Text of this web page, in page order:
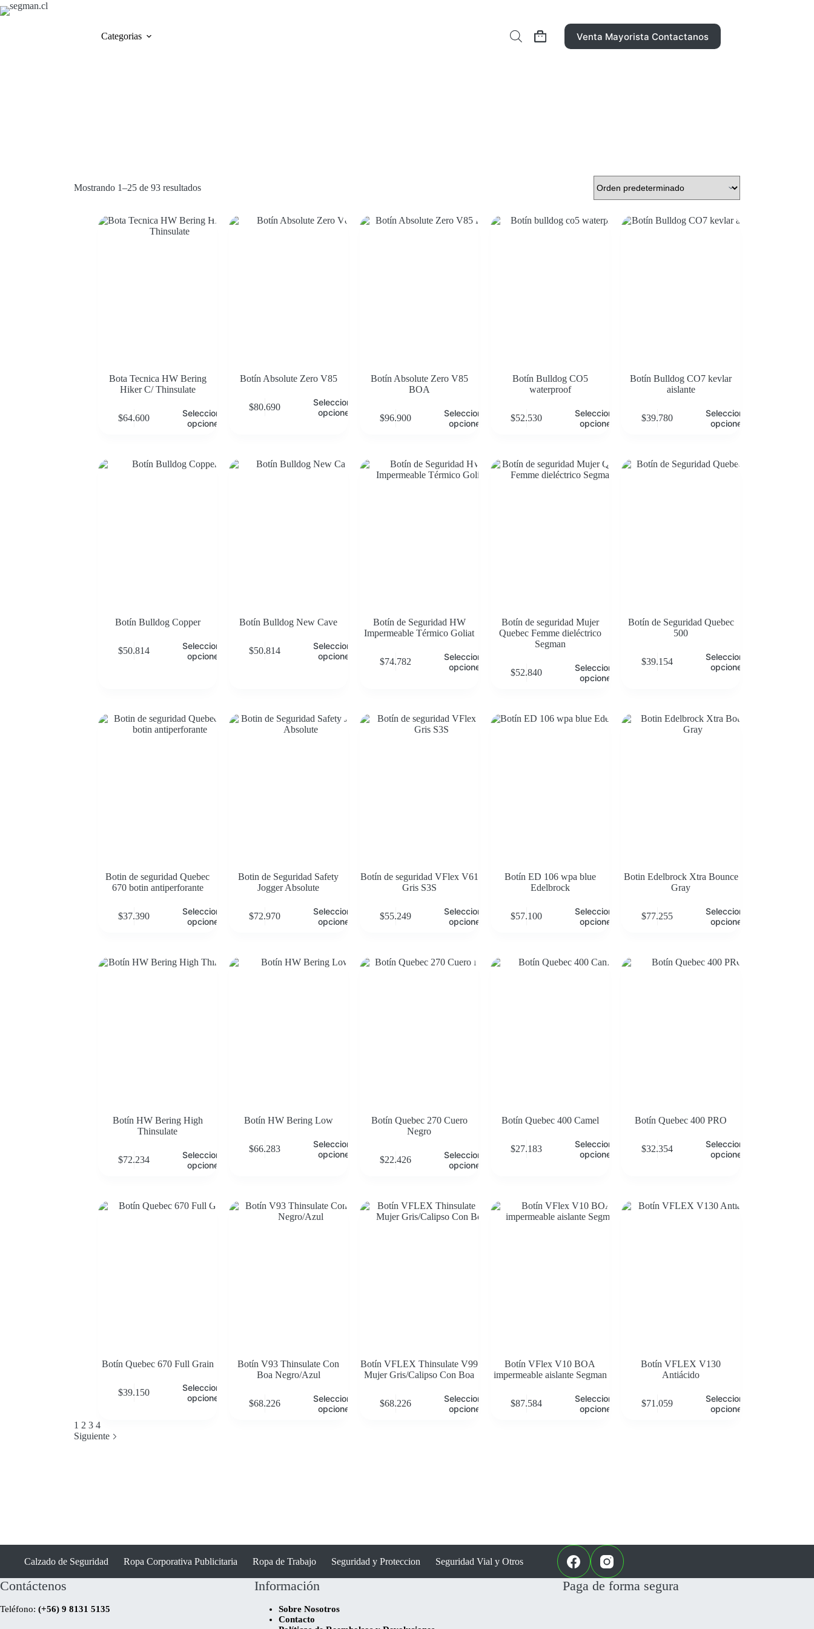
Categorias Venta Mayorista Contactanos
Mostrando 1–25 de 93 resultados
Bota Tecnica HW Bering
Hiker C/ Thinsulate
$64.600
Seleccionar
opciones
Botín Absolute Zero V85
$80.690
Seleccionar
opciones
Botín Absolute Zero V85
BOA
$96.900
Seleccionar
opciones
Botín Bulldog CO5
waterproof
$52.530
Seleccionar
opciones
Botín Bulldog CO7 kevlar
aislante
$39.780
Seleccionar
opciones
Botín Bulldog Copper
$50.814
Seleccionar
opciones
Botín Bulldog New Cave
$50.814
Seleccionar
opciones
Botín de Seguridad HW
Impermeable Térmico Goliat
$74.782
Seleccionar
opciones
Botín de seguridad Mujer
Quebec Femme dieléctrico
Segman
$52.840
Seleccionar
opciones
Botín de Seguridad Quebec
500
$39.154
Seleccionar
opciones
Botin de seguridad Quebec
670 botin antiperforante
$37.390
Seleccionar
opciones
Botin de Seguridad Safety
Jogger Absolute
$72.970
Seleccionar
opciones
Botín de seguridad VFlex V61
Gris S3S
$55.249
Seleccionar
opciones
Botín ED 106 wpa blue
Edelbrock
$57.100
Seleccionar
opciones
Botin Edelbrock Xtra Bounce
Gray
$77.255
Seleccionar
opciones
Botín HW Bering High
Thinsulate
$72.234
Seleccionar
opciones
Botín HW Bering Low
$66.283
Seleccionar
opciones
Botín Quebec 270 Cuero
Negro
$22.426
Seleccionar
opciones
Botín Quebec 400 Camel
$27.183
Seleccionar
opciones
Botín Quebec 400 PRO
$32.354
Seleccionar
opciones
Botín Quebec 670 Full Grain
$39.150
Seleccionar
opciones
Botín V93 Thinsulate Con
Boa Negro/Azul
$68.226
Seleccionar
opciones
Botín VFLEX Thinsulate V99
Mujer Gris/Calipso Con Boa
$68.226
Seleccionar
opciones
Botín VFlex V10 BOA
impermeable aislante Segman
$87.584
Seleccionar
opciones
Botín VFLEX V130
Antiácido
$71.059
Seleccionar
opciones
1 2 3 4
Siguiente
Calzado de Seguridad Ropa Corporativa Publicitaria Ropa de Trabajo Seguridad y Proteccion Seguridad Vial y Otros
Contáctenos
Teléfono: (+56) 9 8131 5135
Información
Sobre Nosotros
Contacto
Paga de forma segura